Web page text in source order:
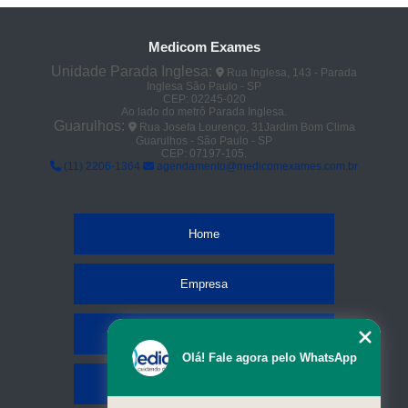
Medicom Exames
Unidade Parada Inglesa:
Rua Inglesa, 143 - Parada
Inglesa São Paulo - SP
CEP: 02245-020
Ao lado do metrô Parada Inglesa.
Guarulhos:
Rua Josefa Lourenço, 31Jardim Bom Clima
Guarulhos - São Paulo - SP
CEP: 07197-105.
(11) 2206-1364
agendamento@medicomexames.com.br
Home
Empresa
Olá! Fale agora pelo WhatsApp